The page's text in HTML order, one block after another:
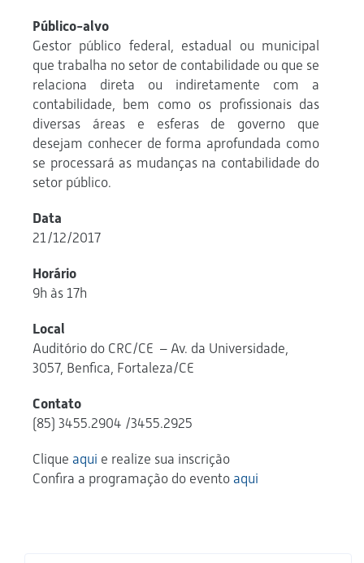
Público-alvo
Gestor público federal, estadual ou municipal
que trabalha no setor de contabilidade ou que se
relaciona direta ou indiretamente com a
contabilidade, bem como os profissionais das
diversas áreas e esferas de governo que
desejam conhecer de forma aprofundada como
se processará as mudanças na contabilidade do
setor público.
Data
21/12/2017
Horário
9h às 17h
Local
Auditório do CRC/CE – Av. da Universidade,
3057, Benfica, Fortaleza/CE
Contato
(85) 3455.2904 /3455.2925
Clique aqui e realize sua inscrição
Confira a programação do evento aqui